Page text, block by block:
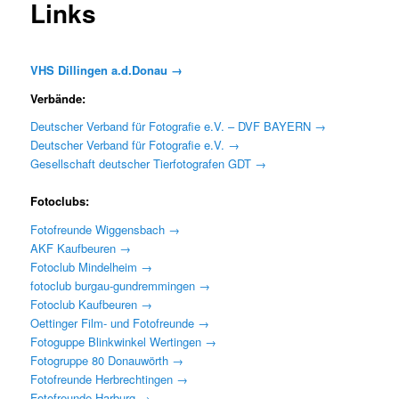
Links
VHS Dillingen a.d.Donau →
Verbände:
Deutscher Verband für Fotografie e.V. – DVF BAYERN →
Deutscher Verband für Fotografie e.V. →
Gesellschaft deutscher Tierfotografen GDT →
Fotoclubs:
Fotofreunde Wiggensbach →
AKF Kaufbeuren →
Fotoclub Mindelheim →
fotoclub burgau-gundremmingen →
Fotoclub Kaufbeuren →
Oettinger Film- und Fotofreunde →
Fotoguppe Blinkwinkel Wertingen →
Fotogruppe 80 Donauwörth →
Fotofreunde Herbrechtingen →